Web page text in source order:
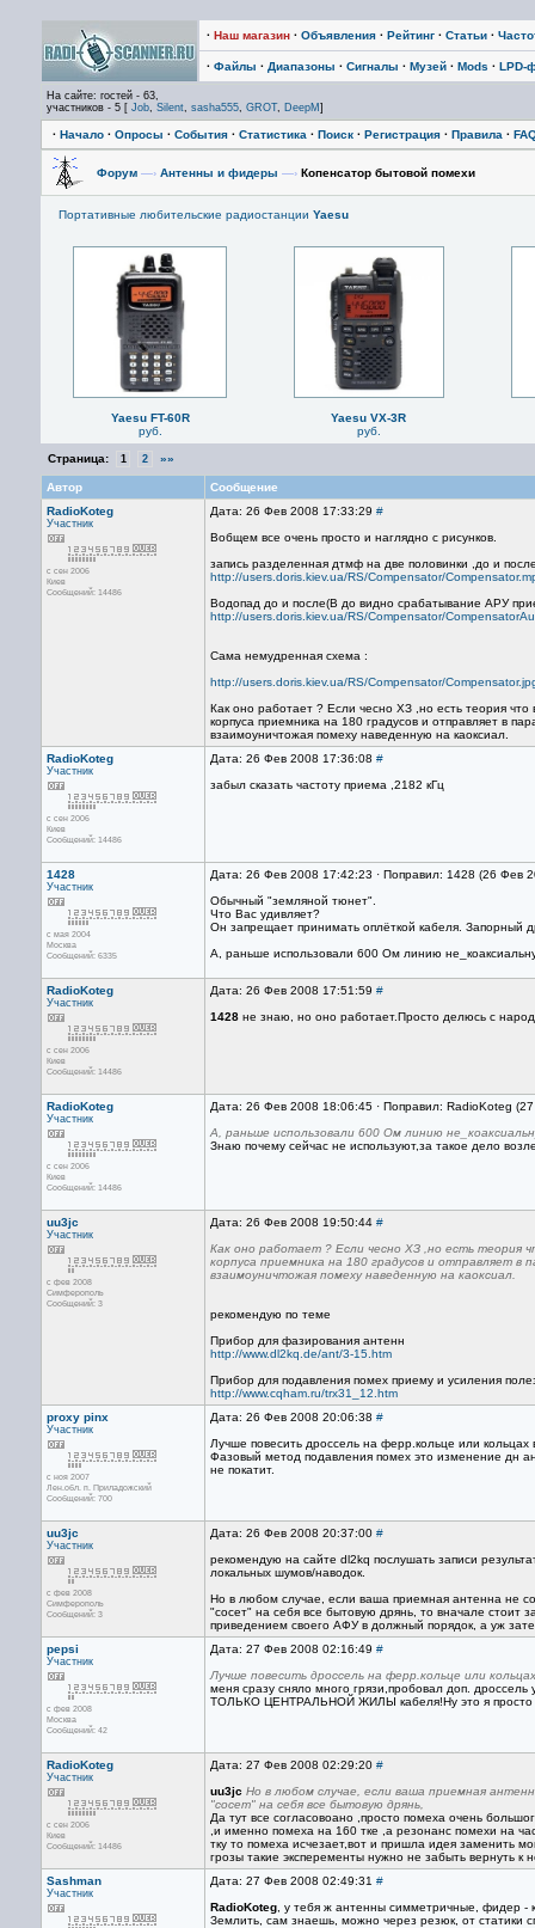
· Наш магазин · Объявления · Рейтинг · Статьи ·
· Файлы · Диапазоны · Сигналы · Музей · Mods · LPD-
На сайте: гостей - 63,
участников - 5 [ Job, Silent, sasha555, GROT, DeepM ]
· Начало · Опросы · События · Статистика · Поиск · Регистрация · Правила ·
Форум —› Антенны и фидеры —› Копенсатор бытовой помехи
Портативные любительские радиостанции Yaesu
Yaesu FT-60R
руб.
Yaesu VX-3R
руб.
Страница: 1 2 »»
Автор
Сообщение
RadioKoteg
Участник
с сен 2006
Киев
Сообщений: 14486
Дата: 26 Фев 2008 17:33:29 #
Вобщем все очень просто и наглядно с рисунков.
запись разделенная дтмф на две половинки ,до и
http://users.doris.kiev.ua/RS/Compensator/
Водопад до и после(В до видно срабатывание АРУ
http://users.doris.kiev.ua/RS/Compensator/
Сама немудренная схема :
http://users.doris.kiev.ua/RS/Compensator/
Как оно работает ? Если чесно ХЗ ,но есть теория что
корпуса приемника на 180 градусов и отправляет в
взаимоуничтожая помеху наведенную на каоксиал.
RadioKoteg
Участник
с сен 2006
Киев
Сообщений: 14486
Дата: 26 Фев 2008 17:36:08 #
забыл сказать частоту приема ,2182 кГц
1428
Участник
с мая 2004
Москва
Сообщений: 6335
Дата: 26 Фев 2008 17:42:23 · Поправил: 1428 (26 Фев
Обычный "земляной тюнет".
Что Вас удивляет?
Он запрещает принимать оплёткой кабеля. Запорный
А, раньше использовали 600 Ом линию
RadioKoteg
Участник
с сен 2006
Киев
Сообщений: 14486
Дата: 26 Фев 2008 17:51:59 #
1428 не знаю, но оно работает.Просто делюсь с
RadioKoteg
Участник
с сен 2006
Киев
Сообщений: 14486
Дата: 26 Фев 2008 18:06:45 · Поправил: RadioKoteg
А, раньше использовали 600 Ом линию
Знаю почему сейчас не используют,за такое дело
uu3jc
Участник
с фев 2008
Симферополь
Сообщений: 3
Дата: 26 Фев 2008 19:50:44 #
Как оно работает ? Если чесно ХЗ ,но есть теория
корпуса приемника на 180 градусов и отправляет в
взаимоуничтожая помеху наведенную на каоксиал.
рекомендую по теме
Прибор для фазирования антенн
http://www.dl2kq.de/ant/3-15.htm
Прибор для подавления помех приему и усиления
http://www.cqham.ru/trx31_12.htm
proxy pinx
Участник
с ноя 2007
Лен.обл. п. Приладожский
Сообщений: 700
Дата: 26 Фев 2008 20:06:38 #
Лучше повесить дроссель на ферр.кольце или
Фазовый метод подавления помех это изменение дн
не покатит.
uu3jc
Участник
с фев 2008
Симферополь
Сообщений: 3
Дата: 26 Фев 2008 20:37:00 #
рекомендую на сайте dl2kq послушать записи
локальных шумов/наводок.
Но в любом случае, если ваша приемная антенна не
"сосет" на себя все бытовую дрянь, то вначале стоит
приведением своего АФУ в должный порядок, а уж
pepsi
Участник
с фев 2008
Москва
Сообщений: 42
Дата: 27 Фев 2008 02:16:49 #
Лучше повесить дроссель на ферр.кольце или
меня сразу сняло много грязи,пробовал доп.
ТОЛЬКО ЦЕНТРАЛЬНОЙ ЖИЛЫ кабеля!Ну это я просто
RadioKoteg
Участник
с сен 2006
Киев
Сообщений: 14486
Дата: 27 Фев 2008 02:29:20 #
uu3jc Но в любом случае, если ваша приемная
"сосет" на себя все бытовую дрянь,
Да тут все согласовоано ,просто помеха очень
,и именно помеха на 160 тке ,а резонанс помехи на
тку то помеха исчезает,вот и пришла идея заменить
грозы такие эксперементы нужно не забыть вернуть
Sashman
Участник
Дата: 27 Фев 2008 02:49:31 #
RadioKoteg , у тебя ж антенны симметричные, фидер -
Землить, сам знаешь, можно через резюк, от статики